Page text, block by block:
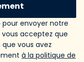
pour envoyer notre
acceptez que
vous avez
à la politique de